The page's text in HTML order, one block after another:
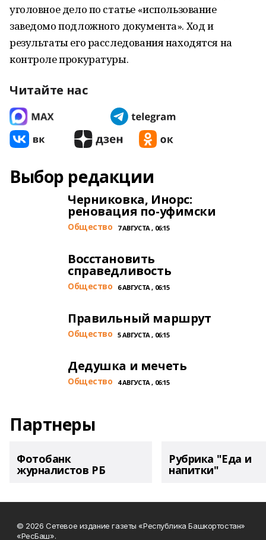
уголовное дело по статье «использование
заведомо подложного документа». Ход и
результаты его расследования находятся на
контроле прокуратуры.
Читайте нас
Выбор редакции
Черниковка, Инорс:
реновация по-уфимски
Общество 7 АВГУСТА , 06:15
Восстановить
справедливость
Общество 6 АВГУСТА , 06:15
Правильный маршрут
Общество 5 АВГУСТА , 06:15
Дедушка и мечеть
Общество 4 АВГУСТА , 06:15
Партнеры
Фотобанк
журналистов РБ
Рубрика "Еда и
напитки"
© 2026 Сетевое издание газеты «Республика Башкортостан»
«РесБаш».